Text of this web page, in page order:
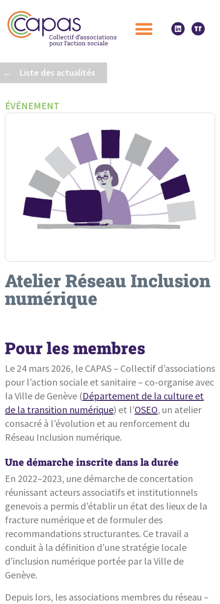
← Liste des actualités
ÉVÉNEMENT
Atelier Réseau Inclusion
numérique
Pour les membres
Le 24 mars 2026, le CAPAS – Collectif d’associations
pour l’action sociale et sanitaire – co-organise avec
la Ville de Genève (Département de la culture et
de la transition numérique) et l’OSEO, un atelier
consacré à l’évolution et au renforcement du
Réseau Inclusion numérique.
Une démarche inscrite dans la durée
En 2022–2023, une démarche de concertation
réunissant acteurs associatifs et institutionnels
genevois a permis d’établir un état des lieux de la
fracture numérique et de formuler des
recommandations structurantes. Ce travail a
conduit à la définition d’une stratégie locale
d’inclusion numérique portée par la Ville de
Genève.
Depuis lors, les associations membres du réseau –